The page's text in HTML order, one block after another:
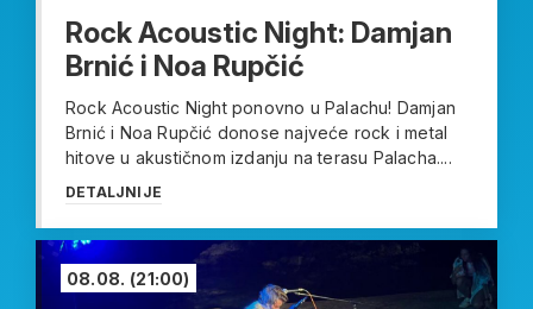
Rock Acoustic Night: Damjan
Brnić i Noa Rupčić
Rock Acoustic Night ponovno u Palachu! Damjan
Brnić i Noa Rupčić donose najveće rock i metal
hitove u akustičnom izdanju na terasu Palacha....
DETALJNIJE
08.08. (21:00)